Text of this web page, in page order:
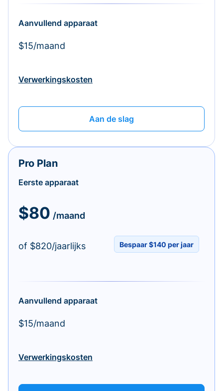
Aanvullend apparaat
$15/maand
Verwerkingskosten
Aan de slag
Pro Plan
Eerste apparaat
$80 /maand
of $820/jaarlijks Bespaar $140 per jaar
Aanvullend apparaat
$15/maand
Verwerkingskosten